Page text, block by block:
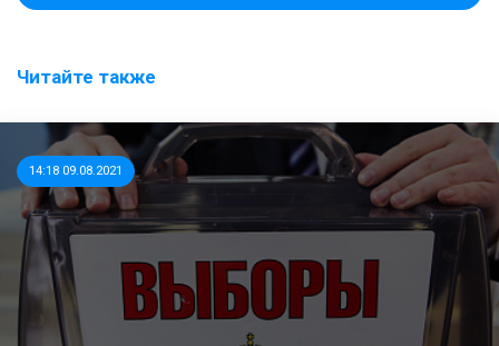
Читайте также
14:18 09.08.2021